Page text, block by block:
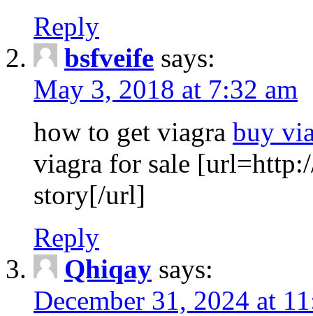
Reply
bsfveife says:
May 3, 2018 at 7:32 am
how to get viagra buy
viagra for sale
story[/url]
Reply
Qhiqay says:
December 31, 2024 at